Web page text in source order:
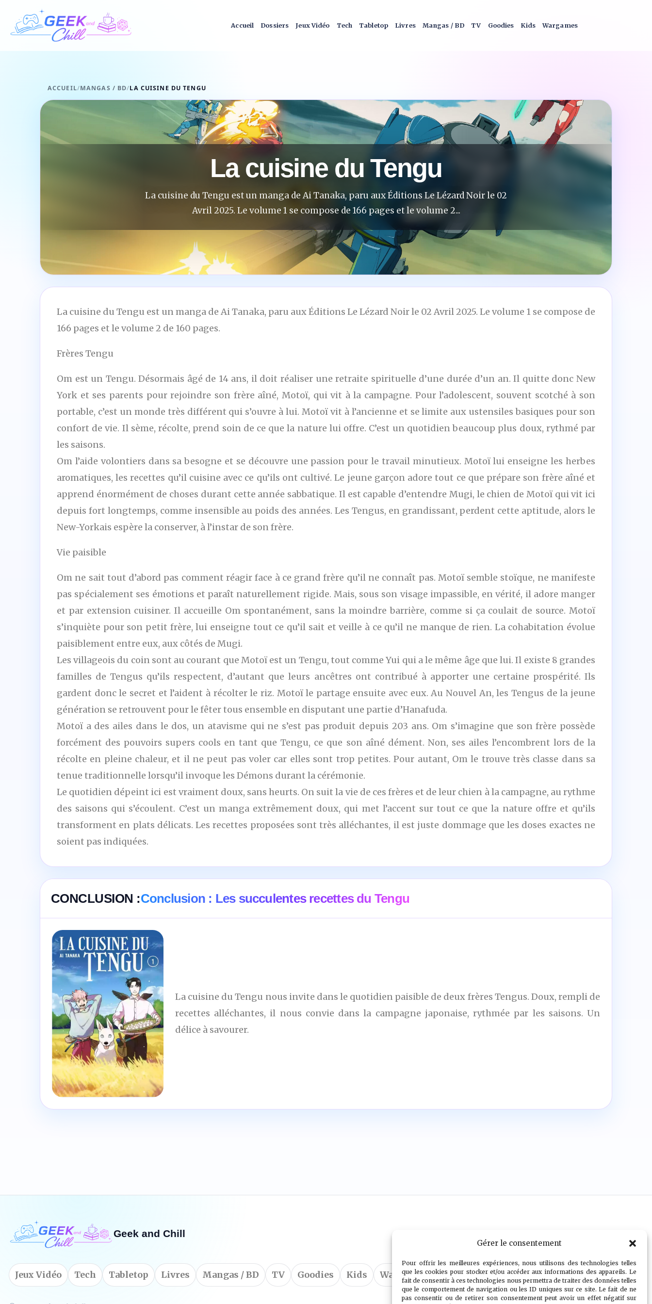
Gérer le consentement
Pour offrir les meilleures expériences, nous utilisons des technologies telles
que les cookies pour stocker et/ou accéder aux informations des appareils. Le
fait de consentir à ces technologies nous permettra de traiter des données telles
que le comportement de navigation ou les ID uniques sur ce site. Le fait de ne
pas consentir ou de retirer son consentement peut avoir un effet négatif sur
Aller au contenu
Accueil Dossiers Jeux Vidéo Tech Tabletop Livres Mangas / BD TV Goodies Kids Wargames
ACCUEIL/MANGAS / BD/LA CUISINE DU TENGU
La cuisine du Tengu
La cuisine du Tengu est un manga de Ai Tanaka, paru aux Éditions Le Lézard Noir le 02
Avril 2025. Le volume 1 se compose de 166 pages et le volume 2...
La cuisine du Tengu est un manga de Ai Tanaka, paru aux Éditions Le Lézard Noir le 02 Avril 2025. Le volume 1 se compose de
166 pages et le volume 2 de 160 pages.
Frères Tengu
Om est un Tengu. Désormais âgé de 14 ans, il doit réaliser une retraite spirituelle d’une durée d’un an. Il quitte donc New
York et ses parents pour rejoindre son frère aîné, Motoï, qui vit à la campagne. Pour l’adolescent, souvent scotché à son
portable, c’est un monde très différent qui s’ouvre à lui. Motoï vit à l’ancienne et se limite aux ustensiles basiques pour son
confort de vie. Il sème, récolte, prend soin de ce que la nature lui offre. C’est un quotidien beaucoup plus doux, rythmé par
les saisons.
Om l’aide volontiers dans sa besogne et se découvre une passion pour le travail minutieux. Motoï lui enseigne les herbes
aromatiques, les recettes qu’il cuisine avec ce qu’ils ont cultivé. Le jeune garçon adore tout ce que prépare son frère aîné et
apprend énormément de choses durant cette année sabbatique. Il est capable d’entendre Mugi, le chien de Motoï qui vit ici
depuis fort longtemps, comme insensible au poids des années. Les Tengus, en grandissant, perdent cette aptitude, alors le
New-Yorkais espère la conserver, à l’instar de son frère.
Vie paisible
Om ne sait tout d’abord pas comment réagir face à ce grand frère qu’il ne connaît pas. Motoï semble stoïque, ne manifeste
pas spécialement ses émotions et paraît naturellement rigide. Mais, sous son visage impassible, en vérité, il adore manger
et par extension cuisiner. Il accueille Om spontanément, sans la moindre barrière, comme si ça coulait de source. Motoï
s’inquiète pour son petit frère, lui enseigne tout ce qu’il sait et veille à ce qu’il ne manque de rien. La cohabitation évolue
paisiblement entre eux, aux côtés de Mugi.
Les villageois du coin sont au courant que Motoï est un Tengu, tout comme Yui qui a le même âge que lui. Il existe 8 grandes
familles de Tengus qu’ils respectent, d’autant que leurs ancêtres ont contribué à apporter une certaine prospérité. Ils
gardent donc le secret et l’aident à récolter le riz. Motoï le partage ensuite avec eux. Au Nouvel An, les Tengus de la jeune
génération se retrouvent pour le fêter tous ensemble en disputant une partie d’Hanafuda.
Motoï a des ailes dans le dos, un atavisme qui ne s’est pas produit depuis 203 ans. Om s’imagine que son frère possède
forcément des pouvoirs supers cools en tant que Tengu, ce que son aîné dément. Non, ses ailes l’encombrent lors de la
récolte en pleine chaleur, et il ne peut pas voler car elles sont trop petites. Pour autant, Om le trouve très classe dans sa
tenue traditionnelle lorsqu’il invoque les Démons durant la cérémonie.
Le quotidien dépeint ici est vraiment doux, sans heurts. On suit la vie de ces frères et de leur chien à la campagne, au rythme
des saisons qui s’écoulent. C’est un manga extrêmement doux, qui met l’accent sur tout ce que la nature offre et qu’ils
transforment en plats délicats. Les recettes proposées sont très alléchantes, il est juste dommage que les doses exactes ne
soient pas indiquées.
CONCLUSION :Conclusion : Les succulentes recettes du Tengu
9
La cuisine du Tengu nous invite dans le quotidien paisible de deux frères Tengus. Doux, rempli de
recettes alléchantes, il nous convie dans la campagne japonaise, rythmée par les saisons. Un
délice à savourer.
Geek and Chill
Jeux Vidéo Tech Tabletop Livres Mangas / BD TV Goodies Kids Wargames